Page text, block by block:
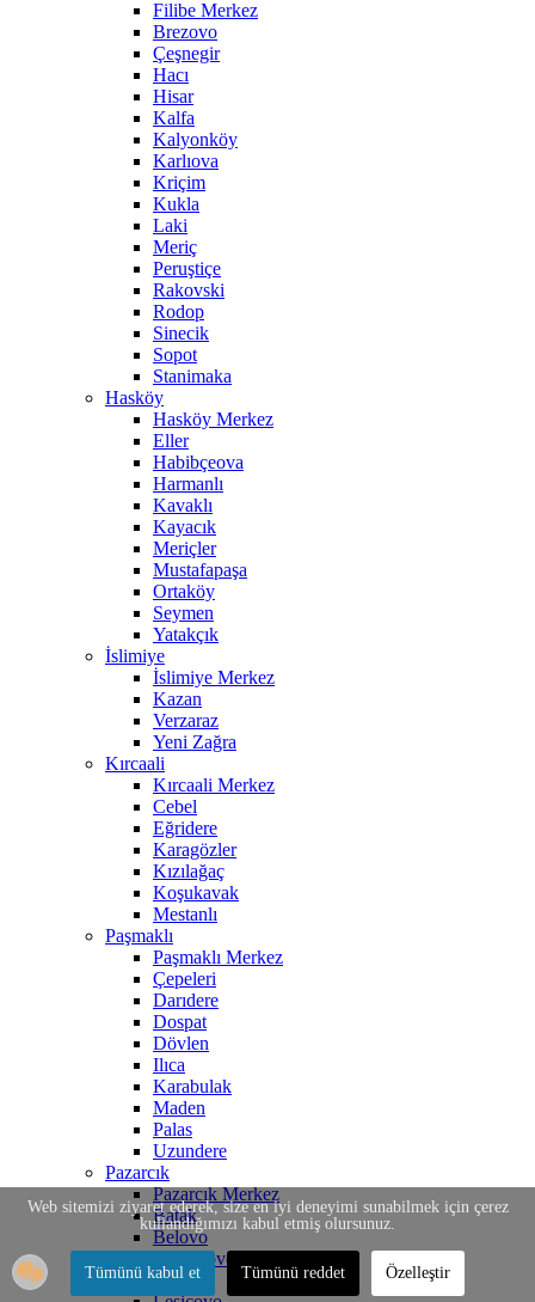
Filibe Merkez
Brezovo
Çeşnegir
Hacı
Hisar
Kalfa
Kalyonköy
Karlıova
Kriçim
Kukla
Laki
Meriç
Peruştiçe
Rakovski
Rodop
Sinecik
Sopot
Stanimaka
Hasköy
Hasköy Merkez
Eller
Habibçeova
Harmanlı
Kavaklı
Kayacık
Meriçler
Mustafapaşa
Ortaköy
Seymen
Yatakçık
İslimiye
İslimiye Merkez
Kazan
Verzaraz
Yeni Zağra
Kırcaali
Kırcaali Merkez
Cebel
Eğridere
Karagözler
Kızılağaç
Koşukavak
Mestanlı
Paşmaklı
Paşmaklı Merkez
Çepeleri
Darıdere
Dospat
Dövlen
Ilıca
Karabulak
Maden
Palas
Uzundere
Pazarcık
Pazarcık Merkez
Batak
Belovo
Bratsigovo
İstirelçe
Web sitemizi ziyaret ederek, size en iyi deneyimi sunabilmek için çerez
kullandığımızı kabul etmiş olursunuz.
Tümünü kabul et Tümünü reddet Özelleştir